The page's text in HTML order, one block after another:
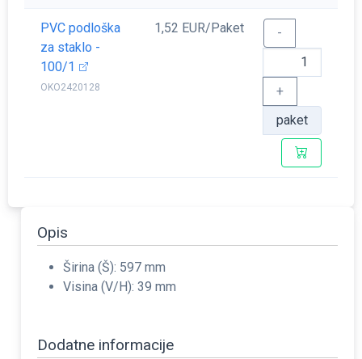
PVC podloška
za staklo -
100/1
OKO2420128
1,52 EUR/Paket -
+
paket
Opis
Širina (Š): 597 mm
Visina (V/H): 39 mm
Dodatne informacije